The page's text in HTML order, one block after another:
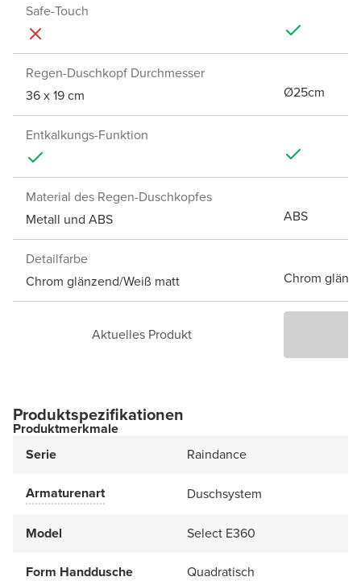
Safe-Touch
Regen-Duschkopf Durchmesser
36 x 19 cm
Ø25cm
Entkalkungs-Funktion
Material des Regen-Duschkopfes
Metall und ABS
ABS
Detailfarbe
Chrom glänzend/Weiß matt
Chrom
Aktuelles Produkt
Produktspezifikationen
Produktmerkmale
Serie
Raindance
Armaturenart Duschsystem
Model Select E360
Form Handdusche Quadratisch